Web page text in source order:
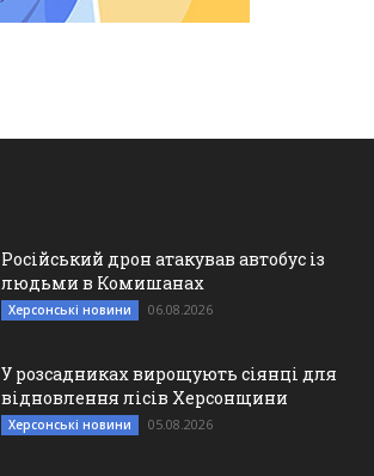
Російський дрон атакував автобус із
людьми в Комишанах
Херсонські новини 06.08.2026
У розсадниках вирощують сіянці для
відновлення лісів Херсонщини
Херсонські новини 05.08.2026